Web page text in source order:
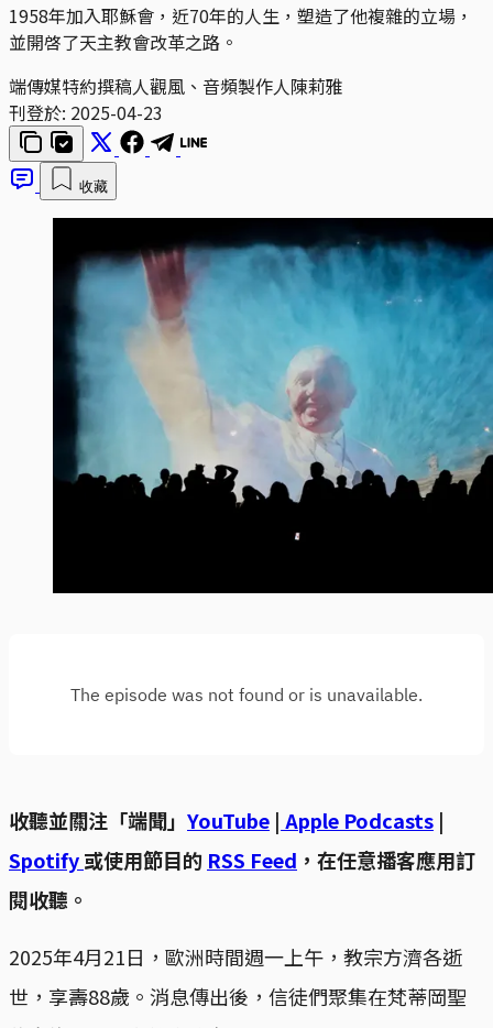
1958年加入耶穌會，近70年的人生，塑造了他複雜的立場，
並開啓了天主教會改革之路。
端傳媒特約撰稿人觀風、音頻製作人陳莉雅
刊登於: 2025-04-23
收藏
收聽並關注「端聞」 YouTube | Apple Podcasts |
Spotify或使用節目的 RSS Feed ，在任意播客應用訂
閱收聽。
2025年4月21日，歐洲時間週一上午，教宗方濟各逝
世，享壽88歲。消息傳出後，信徒們聚集在梵蒂岡聖